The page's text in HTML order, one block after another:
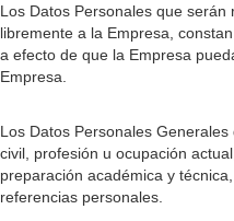
Los Datos Personales que
libremente a la Empresa,
a efecto de que la Empresa
Empresa.
Los Datos Personales
civil, profesión u ocupación
preparación académica y
referencias personales.